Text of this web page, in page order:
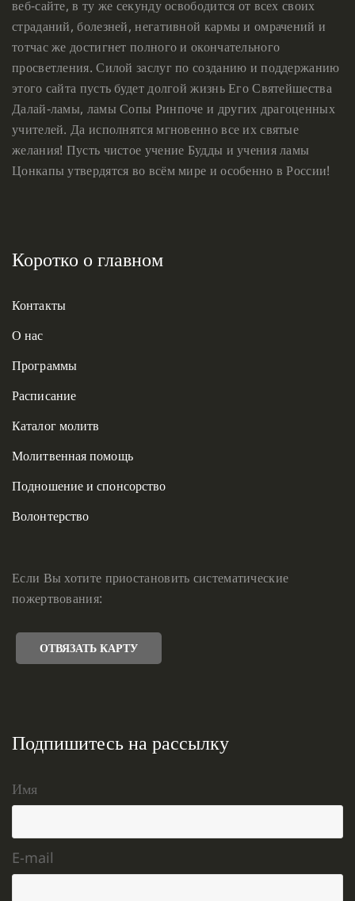
веб-сайте, в ту же секунду освободится от всех своих
страданий, болезней, негативной кармы и омрачений и
тотчас же достигнет полного и окончательного
просветления. Силой заслуг по созданию и поддержанию
этого сайта пусть будет долгой жизнь Его Святейшества
Далай-ламы, ламы Сопы Ринпоче и других драгоценных
учителей. Да исполнятся мгновенно все их святые
желания! Пусть чистое учение Будды и учения ламы
Цонкапы утвердятся во всём мире и особенно в России!
Коротко о главном
Контакты
О нас
Программы
Расписание
Каталог молитв
Молитвенная помощь
Подношение и спонсорство
Волонтерство
Если Вы хотите приостановить систематические
пожертвования:
ОТВЯЗАТЬ КАРТУ
Подпишитесь на рассылку
Имя
E-mail